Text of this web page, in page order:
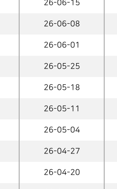
26-06-15
26-06-08
26-06-01
26-05-25
26-05-18
26-05-11
26-05-04
26-04-27
26-04-20